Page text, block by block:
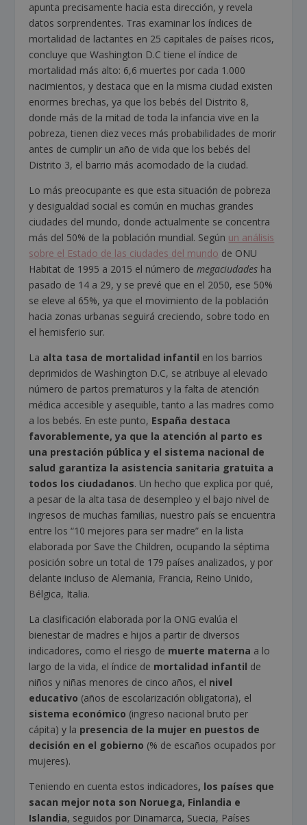
apunta precisamente hacia esta dirección, y revela
datos sorprendentes. Tras examinar los índices de
mortalidad de lactantes en 25 capitales de países ricos,
concluye que Washington D.C tiene el índice de
mortalidad más alto: 6,6 muertes por cada 1.000
nacimientos, y destaca que en la misma ciudad existen
enormes brechas, ya que los bebés del Distrito 8,
donde más de la mitad de toda la infancia vive en la
pobreza, tienen diez veces más probabilidades de morir
antes de cumplir un año de vida que los bebés del
Distrito 3, el barrio más acomodado de la ciudad.
Lo más preocupante es que esta situación de pobreza
y desigualdad social es común en muchas grandes
ciudades del mundo, donde actualmente se concentra
más del 50% de la población mundial. Según un análisis
sobre el Estado de las ciudades del mundo de ONU
Habitat de 1995 a 2015 el número demegaciudades ha
pasado de 14 a 29, y se prevé que en el 2050, ese 50%
se eleve al 65%, ya que el movimiento de la población
hacia zonas urbanas seguirá creciendo, sobre todo en
el hemisferio sur.
La alta tasa de mortalidad infantil en los barrios
deprimidos de Washington D.C, se atribuye al elevado
número de partos prematuros y la falta de atención
médica accesible y asequible, tanto a las madres como
a los bebés. En este punto, España destaca
favorablemente, ya que la atención al parto es
una prestación pública y el sistema nacional de
salud garantiza la asistencia sanitaria gratuita a
todos los ciudadanos. Un hecho que explica por qué,
a pesar de la alta tasa de desempleo y el bajo nivel de
ingresos de muchas familias, nuestro país se encuentra
entre los “10 mejores para ser madre” en la lista
elaborada por Save the Children, ocupando la séptima
posición sobre un total de 179 países analizados, y por
delante incluso de Alemania, Francia, Reino Unido,
Bélgica, Italia.
La clasificación elaborada por la ONG evalúa el
bienestar de madres e hijos a partir de diversos
indicadores, como el riesgo de muerte materna a lo
largo de la vida, el índice de mortalidad infantil de
niños y niñas menores de cinco años, el nivel
educativo (años de escolarización obligatoria), el
sistema económico (ingreso nacional bruto per
cápita) y la presencia de la mujer en puestos de
decisión en el gobierno (% de escaños ocupados por
mujeres).
Teniendo en cuenta estos indicadores, los países que
sacan mejor nota son Noruega, Finlandia e
Islandia, seguidos por Dinamarca, Suecia, Países